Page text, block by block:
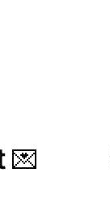
💌